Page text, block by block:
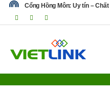
Cổng Hồng Môn: Uy tín –